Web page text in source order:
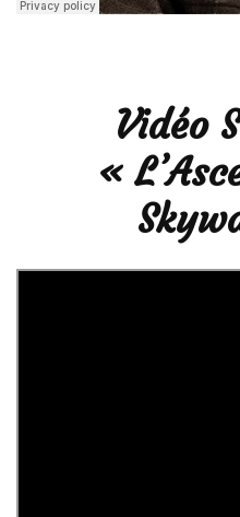
Vidéo
«